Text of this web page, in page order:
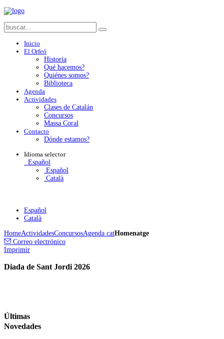
Inicio
El Orfeó
Historia
Qué hacemos?
Quiénes somos?
Biblioteca
Agenda
Actividades
Clases de Catalán
Concursos
Massa Coral
Contacto
Dónde estamos?
Idioma selector
Español
Español
Català
Español
Català
HomeActividadesConcursosAgenda catHomenatge
Correo electrónico
Imprimir
Diada de Sant Jordi 2026
Últimas
Novedades